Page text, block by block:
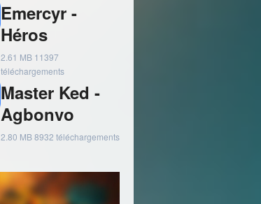
Emercyr -
Héros
2.61 MB 11397
téléchargements
Master Ked -
Agbonvo
2.80 MB8932 téléchargements